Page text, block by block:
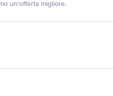
un'offerta migliore.